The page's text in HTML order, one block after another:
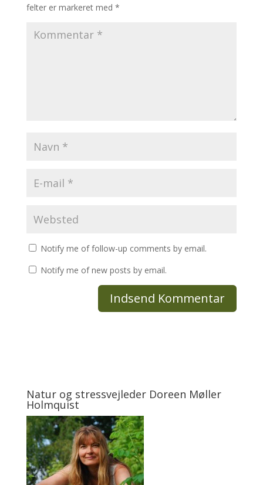
felter er markeret med *
Notify me of follow-up comments by email.
Notify me of new posts by email.
Natur og stressvejleder Doreen Møller
Holmquist